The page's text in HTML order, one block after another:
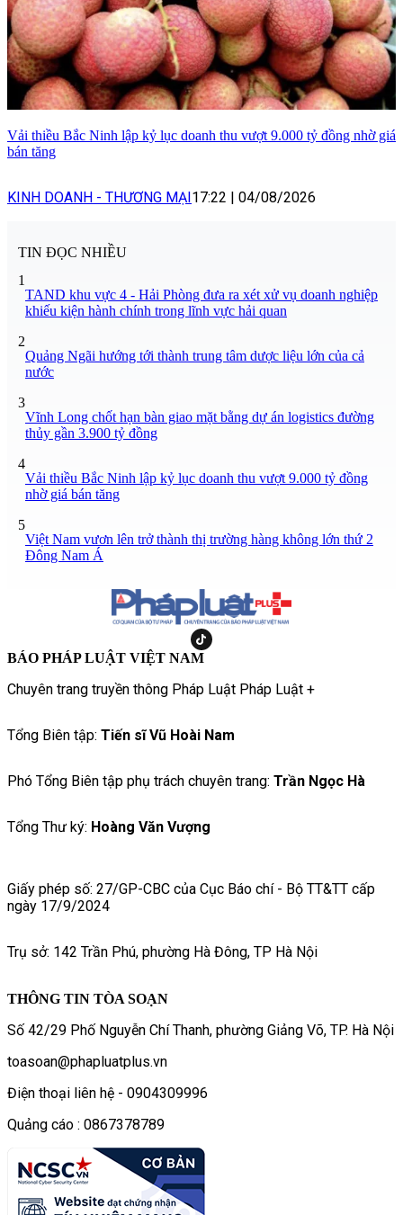
Vải thiều Bắc Ninh lập kỷ lục doanh thu vượt 9.000 tỷ đồng nhờ giá
bán tăng
KINH DOANH - THƯƠNG MẠI 17:22 04/08/2026
TIN ĐỌC NHIỀU
1
TAND khu vực 4 - Hải Phòng đưa ra xét xử vụ doanh nghiệp
khiếu kiện hành chính trong lĩnh vực hải quan
2
Quảng Ngãi hướng tới thành trung tâm dược liệu lớn của cả
nước
3
Vĩnh Long chốt hạn bàn giao mặt bằng dự án logistics đường
thủy gần 3.900 tỷ đồng
4
Vải thiều Bắc Ninh lập kỷ lục doanh thu vượt 9.000 tỷ đồng
nhờ giá bán tăng
5
Việt Nam vươn lên trở thành thị trường hàng không lớn thứ 2
Đông Nam Á
BÁO PHÁP LUẬT VIỆT NAM
Chuyên trang truyền thông Pháp Luật Pháp Luật +
Tổng Biên tập: Tiến sĩ Vũ Hoài Nam
Phó Tổng Biên tập phụ trách chuyên trang: Trần Ngọc Hà
Tổng Thư ký: Hoàng Văn Vượng
Giấy phép số: 27/GP-CBC của Cục Báo chí - Bộ TT&TT cấp
ngày 17/9/2024
Trụ sở: 142 Trần Phú, phường Hà Đông, TP Hà Nội
THÔNG TIN TÒA SOẠN
Số 42/29 Phố Nguyễn Chí Thanh, phường Giảng Võ, TP. Hà Nội
toasoan@phapluatplus.vn
Điện thoại liên hệ - 0904309996
Quảng cáo : 0867378789